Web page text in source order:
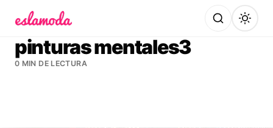
pinturas mentales3
0 MIN DE LECTURA